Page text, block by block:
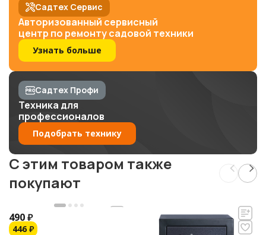
Садтех Сервис
Авторизованный сервисный
центр по ремонту садовой техники
Узнать больше
Садтех Профи
Техника для
профессионалов
Подобрать технику
C этим товаром также
покупают
490₽
446 ₽